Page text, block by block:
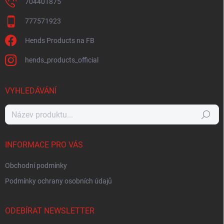
704401875
777571923
Hends Products na FB
hends_products_official
VYHLEDÁVÁNÍ
Hledat
INFORMACE PRO VÁS
Obchodní podmínky
Podmínky ochrany osobních údajů
ODEBÍRAT NEWSLETTER